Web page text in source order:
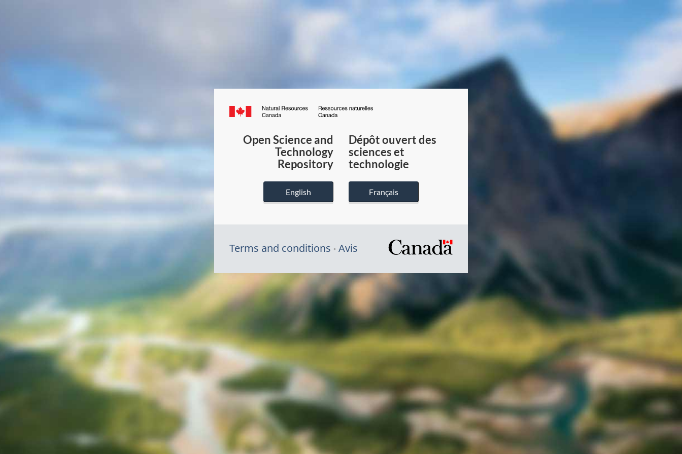
Canada.ca
du
Canada
Open Science and
Technology
Repository
English
Dépôt ouvert des
sciences et
technologie
Français
Terms and conditions Avis
/
gouvernement
du